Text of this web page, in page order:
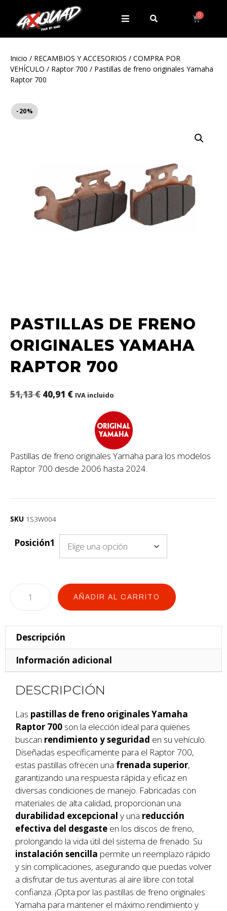
Inicio / RECAMBIOS Y ACCESORIOS / COMPRA POR
VEHÍCULO / Raptor 700 / Pastillas de freno originales Yamaha
Raptor 700
-20%
PASTILLAS DE FRENO
ORIGINALES YAMAHA
RAPTOR 700
51,13€ 40,91 € IVA incluido
Pastillas de freno originales Yamaha para los modelos
Raptor 700 desde 2006 hasta 2024.
SKU 1S3W004
Posición1
AÑADIR AL CARRITO
Descripción
Información adicional
DESCRIPCIÓN
Las pastillas de freno originales Yamaha
Raptor 700 son la elección ideal para quienes
buscan rendimiento y seguridad en su vehículo.
Diseñadas específicamente para el Raptor 700,
estas pastillas ofrecen una frenada superior,
garantizando una respuesta rápida y eficaz en
diversas condiciones de manejo. Fabricadas con
materiales de alta calidad, proporcionan una
durabilidad excepcional y una reducción
efectiva del desgaste en los discos de freno,
prolongando la vida útil del sistema de frenado. Su
instalación sencilla permite un reemplazo rápido
y sin complicaciones, asegurando que puedas volver
a disfrutar de tus aventuras al aire libre con total
confianza. ¡Opta por las pastillas de freno originales
Yamaha para mantener el máximo rendimiento y